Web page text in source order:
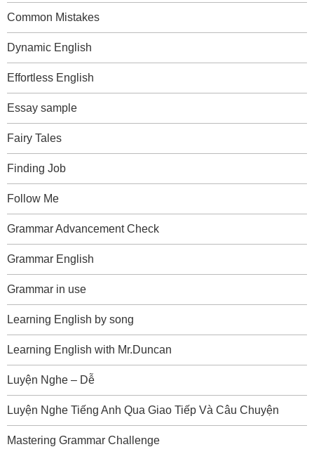
Common Mistakes
Dynamic English
Effortless English
Essay sample
Fairy Tales
Finding Job
Follow Me
Grammar Advancement Check
Grammar English
Grammar in use
Learning English by song
Learning English with Mr.Duncan
Luyện Nghe – Dễ
Luyện Nghe Tiếng Anh Qua Giao Tiếp Và Câu Chuyện
Mastering Grammar Challenge